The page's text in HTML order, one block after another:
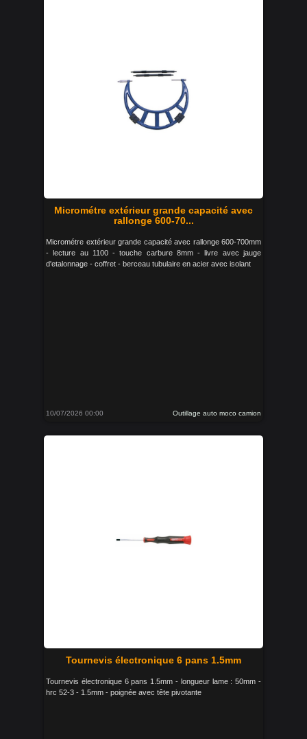
Micrométre extérieur grande capacité avec
rallonge 600-70...
Micrométre extérieur grande capacité avec rallonge 600-700mm
- lecture au 1100 - touche carbure 8mm - livre avec jauge
d'etalonnage - coffret - berceau tubulaire en acier avec isolant
10/07/2026 00:00 Outillage auto moco camion
Tournevis électronique 6 pans 1.5mm
Tournevis électronique 6 pans 1.5mm - longueur lame : 50mm -
hrc 52-3 - 1.5mm - poignée avec tête pivotante